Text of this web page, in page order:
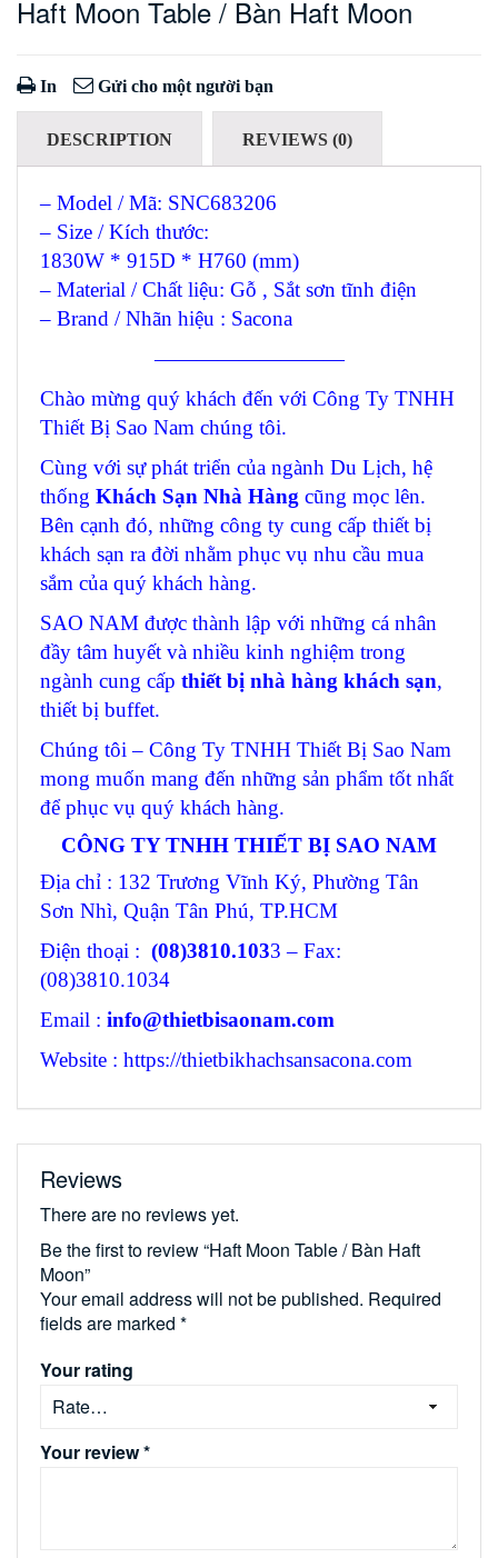
Haft Moon Table / Bàn Haft Moon
In Gửi cho một người bạn
DESCRIPTION REVIEWS (0)
– Model / Mã: SNC683206
– Size / Kích thước:
1830W * 915D * H760 (mm)
– Material / Chất liệu: Gỗ , Sắt sơn tĩnh điện
– Brand / Nhãn hiệu : Sacona
—————————
Chào mừng quý khách đến với Công Ty TNHH
Thiết Bị Sao Nam chúng tôi.
Cùng với sự phát triển của ngành Du Lịch, hệ
thống Khách Sạn Nhà Hàng cũng mọc lên.
Bên cạnh đó, những công ty cung cấp thiết bị
khách sạn ra đời nhằm phục vụ nhu cầu mua
sắm của quý khách hàng.
SAO NAM được thành lập với những cá nhân
đầy tâm huyết và nhiều kinh nghiệm trong
ngành cung cấp thiết bị nhà hàng khách sạn,
thiết bị buffet.
Chúng tôi – Công Ty TNHH Thiết Bị Sao Nam
mong muốn mang đến những sản phẩm tốt nhất
để phục vụ quý khách hàng.
CÔNG TY TNHH THIẾT BỊ SAO NAM
Địa chỉ : 132 Trương Vĩnh Ký, Phường Tân
Sơn Nhì, Quận Tân Phú, TP.HCM
Điện thoại : (08)3810.1033 – Fax:
(08)3810.1034
Email : info@thietbisaonam.com
Website : https://thietbikhachsansacona.com
Reviews
There are no reviews yet.
Be the first to review “Haft Moon Table / Bàn Haft
Moon”
Your email address will not be published. Required
fields are marked *
Your rating
Your review*